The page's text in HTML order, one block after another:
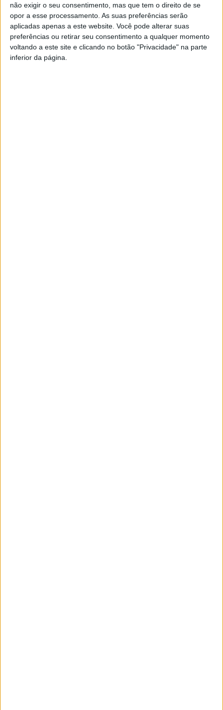
não exigir o seu consentimento, mas que tem o direito de se
opor a esse processamento. As suas preferências serão
aplicadas apenas a este website. Você pode alterar suas
preferências ou retirar seu consentimento a qualquer momento
voltando a este site e clicando no botão "Privacidade" na parte
inferior da página.
FM ou emwww.968.fm.
Pub